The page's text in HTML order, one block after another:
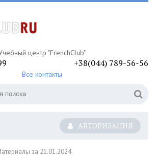
центр "FrenchClub"
+38(044) 789-56-56
Все контакты
АВТОРИЗАЦИЯ
за 21.01.2024